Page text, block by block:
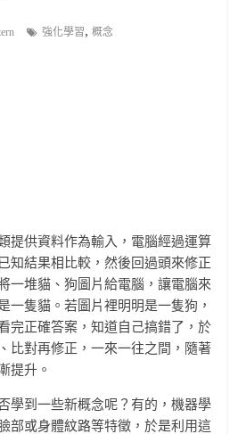
強化學習,概念
提供資料作為輸入，電腦經過運算
知結果相比較，然後回過頭來修正
一堆貓、狗圖片給電腦，讓電腦來
一隻貓。若圖片裡明明是一隻狗，
完正確答案，知道自己搞錯了，於
比對再修正，一來一往之間，隨著
提升。
學到一些新概念呢？有的，機器學
部或身體紋路等特徵，於是利用這